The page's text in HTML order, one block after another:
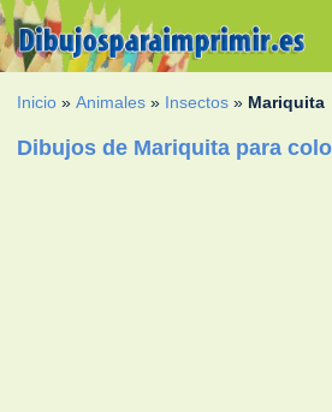
Inicio »Animales » Insectos » Mariquita
Dibujos de Mariquita para